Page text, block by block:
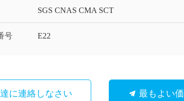
SGS CNAS CMA SCT
号 E22
に連絡しなさい 最もよい